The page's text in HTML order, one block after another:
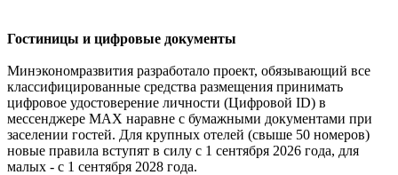
Гостиницы и цифровые документы
Минэкономразвития разработало проект, обязывающий все
классифицированные средства размещения принимать
цифровое удостоверение личности (Цифровой ID) в
мессенджере МАХ наравне с бумажными документами при
заселении гостей. Для крупных отелей (свыше 50 номеров)
новые правила вступят в силу с 1 сентября 2026 года, для
малых - с 1 сентября 2028 года.